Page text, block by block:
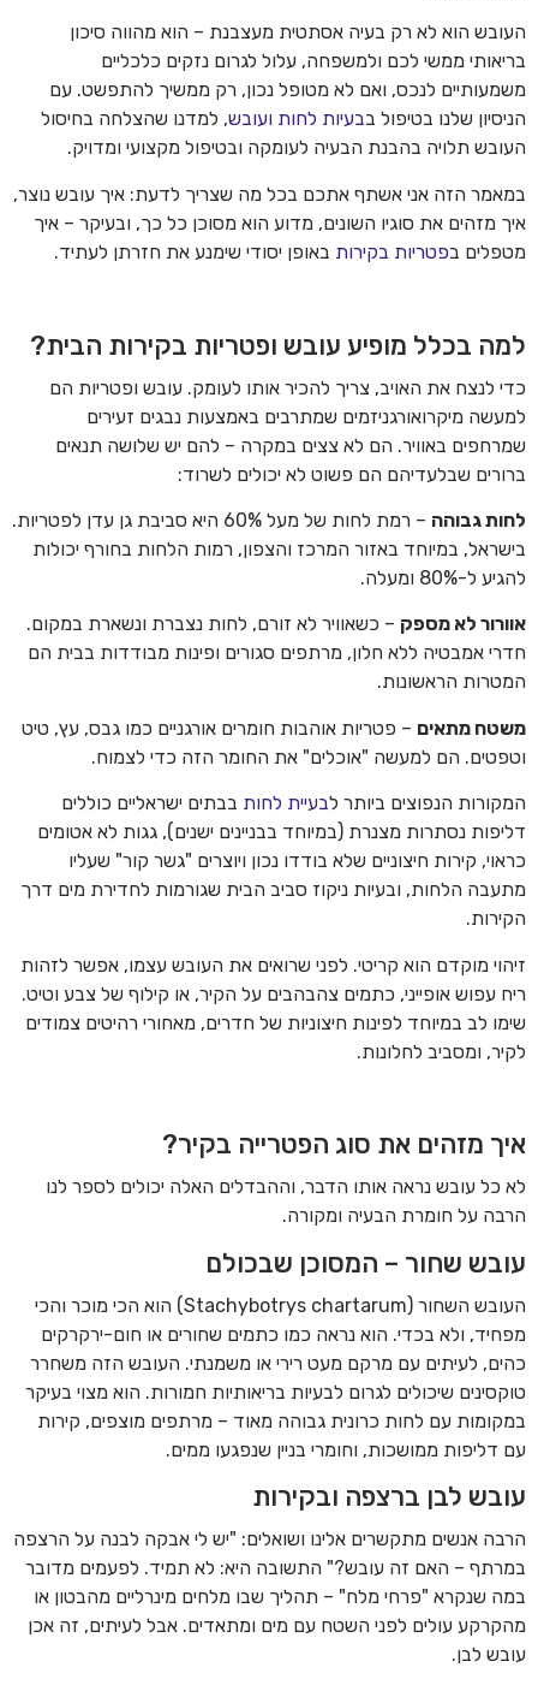
העובש הוא לא רק בעיה אסתטית מעצבנת – הוא מהווה סיכון
בריאותי ממשי לכם ולמשפחה, עלול לגרום נזקים כלכליים
משמעותיים לנכס, ואם לא מטופל נכון, רק ממשיך להתפשט. עם
הניסיון שלנו בטיפול בבעיות לחות ועובש, למדנו שהצלחה בחיסול
העובש תלויה בהבנת הבעיה לעומקה ובטיפול מקצועי ומדויק.
במאמר הזה אני אשתף אתכם בכל מה שצריך לדעת: איך עובש נוצר,
איך מזהים את סוגיו השונים, מדוע הוא מסוכן כל כך, ובעיקר – איך
מטפלים בפטריות בקירות באופן יסודי שימנע את חזרתן לעתיד.
למה בכלל מופיע עובש ופטריות בקירות הבית?
כדי לנצח את האויב, צריך להכיר אותו לעומק. עובש ופטריות הם
למעשה מיקרואורגניזמים שמתרבים באמצעות נבגים זעירים
שמרחפים באוויר. הם לא צצים במקרה – להם יש שלושה תנאים
ברורים שבלעדיהם הם פשוט לא יכולים לשרוד:
לחות גבוהה
– רמת לחות של מעל 60% היא סביבת גן עדן לפטריות.
בישראל, במיוחד באזור המרכז והצפון, רמות הלחות בחורף יכולות
להגיע ל-80% ומעלה.
אוורור לא מספק – כשאוויר לא זורם, לחות נצברת ונשארת במקום.
חדרי אמבטיה ללא חלון, מרתפים סגורים ופינות מבודדות בבית הם
המטרות הראשונות.
משטח מתאים – פטריות אוהבות חומרים אורגניים כמו גבס, עץ, טיט
וטפטים. הם למעשה "אוכלים" את החומר הזה כדי לצמוח.
המקורות הנפוצים ביותר לבעיית לחות בבתים ישראליים כוללים
דליפות נסתרות מצנרת (במיוחד בבניינים ישנים), גגות לא אטומים
כראוי, קירות חיצוניים שלא בודדו נכון ויוצרים "גשר קור" שעליו
מתעבה הלחות, ובעיות ניקוז סביב הבית שגורמות לחדירת מים דרך
הקירות.
זיהוי מוקדם הוא קריטי. לפני שרואים את העובש עצמו, אפשר לזהות
ריח עפוש אופייני, כתמים צהבהבים על הקיר, או קילוף של צבע וטיט.
שימו לב במיוחד לפינות חיצוניות של חדרים, מאחורי רהיטים צמודים
לקיר, ומסביב לחלונות.
איך מזהים את סוג הפטרייה בקיר?
לא כל עובש נראה אותו הדבר, וההבדלים האלה יכולים לספר לנו
הרבה על חומרת הבעיה ומקורה.
עובש שחור – המסוכן שבכולם
העובש השחור (Stachybotrys chartarum) הוא הכי מוכר והכי
מפחיד, ולא בכדי. הוא נראה כמו כתמים שחורים או חום-ירקרקים
כהים, לעיתים עם מרקם מעט רירי או משמנתי. העובש הזה משחרר
טוקסינים שיכולים לגרום לבעיות בריאותיות חמורות. הוא מצוי בעיקר
במקומות עם לחות כרונית גבוהה מאוד – מרתפים מוצפים, קירות
עם דליפות ממושכות, וחומרי בניין שנפגעו ממים.
עובש לבן ברצפה ובקירות
הרבה אנשים מתקשרים אלינו ושואלים: "יש לי אבקה לבנה על הרצפה
במרתף – האם זה עובש?" התשובה היא: לא תמיד. לפעמים מדובר
במה שנקרא "פרחי מלח" – תהליך שבו מלחים מינרליים מהבטון או
מהקרקע עולים לפני השטח עם מים ומתאדים. אבל לעיתים, זה אכן
עובש לבן.